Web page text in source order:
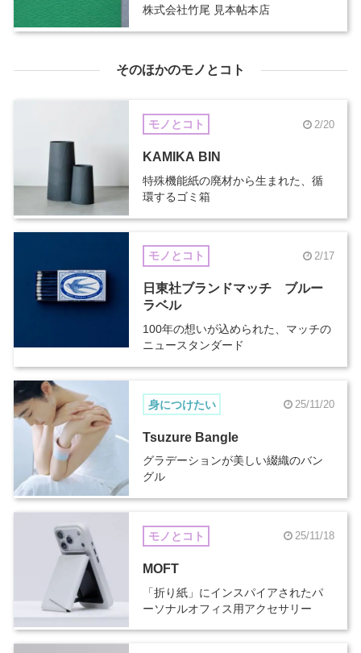
株式会社竹尾 見本帖本店
そのほかのモノとコト
モノとコト 2/20
KAMIKA BIN
特殊機能紙の廃材から生まれた、循
環するゴミ箱
モノとコト 2/17
日東社ブランドマッチ ブルー
ラベル
100年の想いが込められた、マッチの
ニュースタンダード
身につけたい 25/11/20
Tsuzure Bangle
グラデーションが美しい綴織のバン
グル
モノとコト 25/11/18
MOFT
「折り紙」にインスパイアされたパ
ーソナルオフィス用アクセサリー